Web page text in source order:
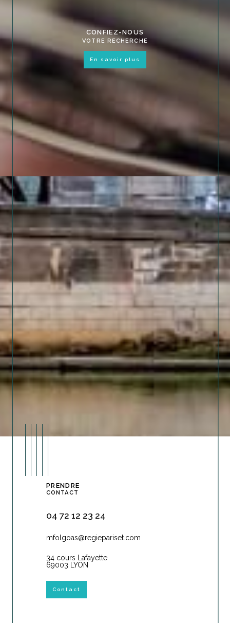
CONFIEZ-NOUS
VOTRE RECHERCHE
en savoir plus
PRENDRE
CONTACT
04 72 12 23 24
mfolgoas@regiepariset.com
34 cours Lafayette
69003 LYON
Contact